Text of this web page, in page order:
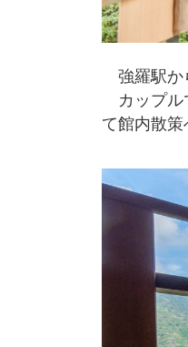
強羅駅か
カップル
て館内散策